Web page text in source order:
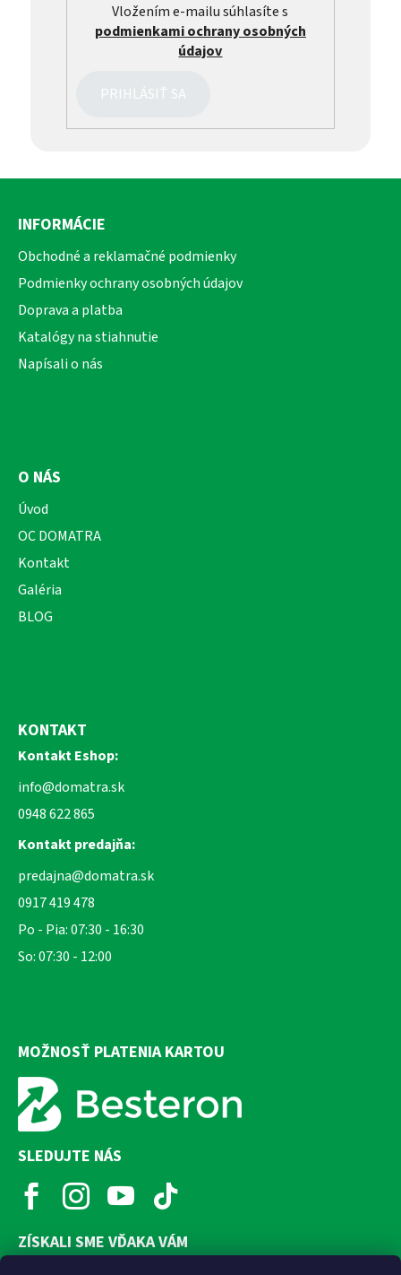
Vložením e-mailu súhlasíte s
podmienkami ochrany osobných
údajov
PRIHLÁSIŤ SA
Z
INFORMÁCIE
Obchodné a reklamačné podmienky
Podmienky ochrany osobných údajov
Doprava a platba
Katalógy na stiahnutie
Napísali o nás
O NÁS
Úvod
OC DOMATRA
Kontakt
Galéria
BLOG
KONTAKT
Kontakt Eshop:
info@domatra.sk
0948 622 865
Kontakt predajňa:
predajna@domatra.sk
0917 419 478
Po - Pia: 07:30 - 16:30
So: 07:30 - 12:00
MOŽNOSŤ PLATENIA KARTOU
SLEDUJTE NÁS
ZÍSKALI SME VĎAKA VÁM